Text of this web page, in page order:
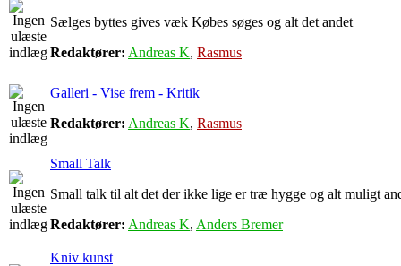
Sælges byttes gives væk Købes søges og alt det andet
Redaktører: Andreas K, Rasmus
Galleri - Vise frem - Kritik
Redaktører: Andreas K, Rasmus
Small Talk
Small talk til alt det der ikke lige er træ hygge og alt muligt
Redaktører: Andreas K, Anders Bremer
Kniv kunst